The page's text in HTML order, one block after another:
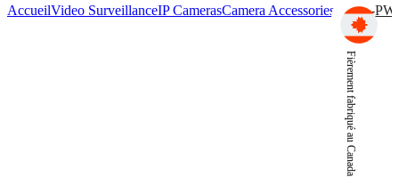
Fièrement fabriqué au Canada
AccueilVideo SurveillanceIP CamerasCamera Accessories AICA-